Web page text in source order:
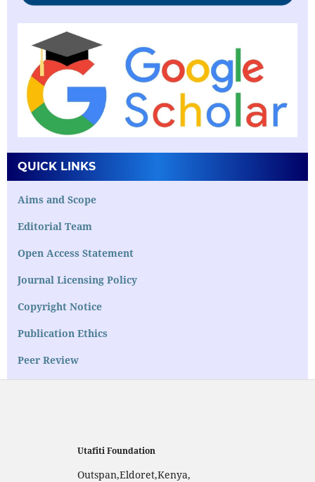
QUICK LINKS
Aims and Scope
Editorial Team
Open Access Statement
Journal Licensing Policy
Copyright Notice
Publication Ethics
Peer Review
Utafiti Foundation
Outspan,Eldoret,Kenya,